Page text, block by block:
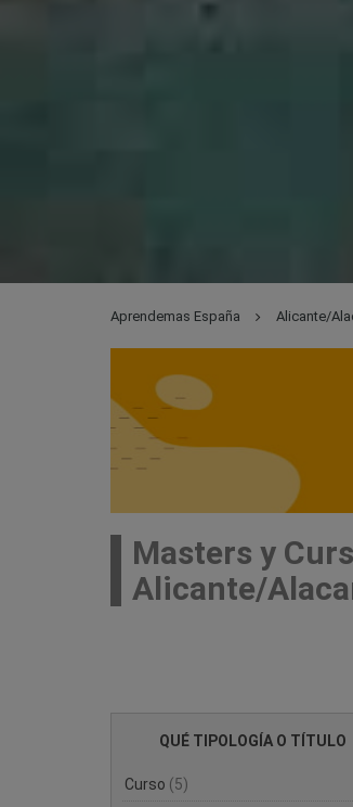
Aprendemas España Alicante/
Masters y
Alicante/
QUÉ TIPOLOGÍA O TÍTULO
Curso (5)